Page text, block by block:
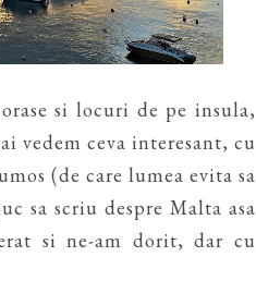
si locuri de pe insula,
vedem ceva interesant, cu
(de care lumea evita sa
sa scriu despre Malta asa
si ne-am dorit, dar cu